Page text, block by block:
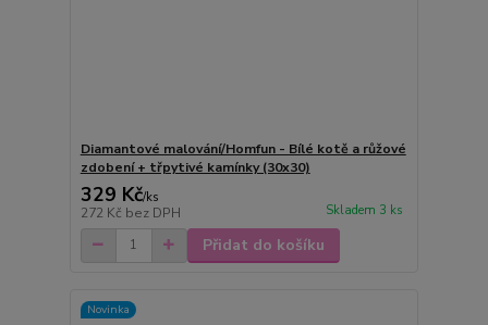
Diamantové malování/Homfun - Bílé kotě a růžové
zdobení + třpytivé kamínky (30x30)
329 Kč/ks
272 Kč bez DPH Skladem 3 ks
Přidat do košíku
Novinka